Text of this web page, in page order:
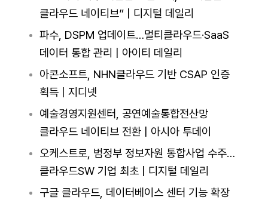
클라우드 네이티브” | 디지털 데일리
파수, DSPM 업데이트…멀티클라우드·SaaS
데이터 통합 관리 | 아이티 데일리
아콘소프트, NHN클라우드 기반 CSAP 인증
획득 | 지디넷
예술경영지원센터, 공연예술통합전산망
클라우드 네이티브 전환 | 아시아 투데이
오케스트로, 범정부 정보자원 통합사업 수주…
클라우드SW 기업 최초 | 디지털 데일리
구글 클라우드, 데이터베이스 센터 기능 확장